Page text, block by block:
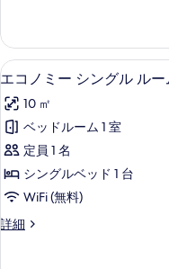
て
の
写
真
を
表
示
す
る
表
示
す
る
室
の
す
べ
て
の
写
真
を
ル
禁
煙
の
詳
細
エ
コ
ノ
ミ
ー
シ
グ
4
エコノミー シングル ルー
10 ㎡
ベッドルーム 1 室
定員 1 名
シングルベッド 1 台
WiFi (無料)
詳細
エ